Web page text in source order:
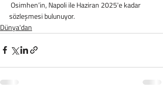
sözleşmesi bulunuyor.
Dünya'dan